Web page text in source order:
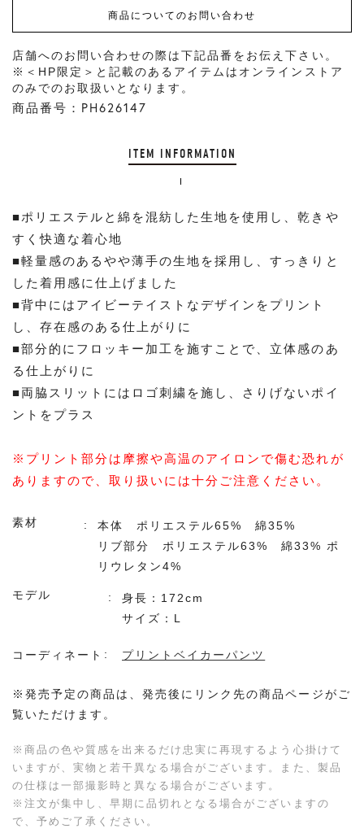
商品についてのお問い合わせ
店舗へのお問い合わせの際は下記品番をお伝え下さい。
※＜HP限定＞と記載のあるアイテムはオンラインストア
のみでのお取扱いとなります。
商品番号：PH626147
ITEM INFORMATION
■ポリエステルと綿を混紡した生地を使用し、乾きや
すく快適な着心地
■軽量感のあるやや薄手の生地を採用し、すっきりと
した着用感に仕上げました
■背中にはアイビーテイストなデザインをプリント
し、存在感のある仕上がりに
■部分的にフロッキー加工を施すことで、立体感のあ
る仕上がりに
■両脇スリットにはロゴ刺繍を施し、さりげないポイ
ントをプラス
※プリント部分は摩擦や高温のアイロンで傷む恐れが
ありますので、取り扱いには十分ご注意ください。
素材
本体 ポリエステル65% 綿35%
リブ部分 ポリエステル63% 綿33% ポ
リウレタン4%
モデル
身長：172cm
サイズ：L
コーディネート プリントベイカーパンツ
※発売予定の商品は、発売後にリンク先の商品ページがご
覧いただけます。
※商品の色や質感を出来るだけ忠実に再現するよう心掛けて
いますが、実物と若干異なる場合がございます。また、製品
の仕様は一部撮影時と異なる場合がございます。
※注文が集中し、早期に品切れとなる場合がございますの
で、予めご了承ください。